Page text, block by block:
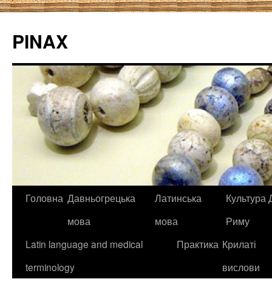
PINAX
Головна Давньогрецька
мова
Латинська
мова
Культура
Риму
Latin language and medical
terminology
Практика Крилаті
вислови